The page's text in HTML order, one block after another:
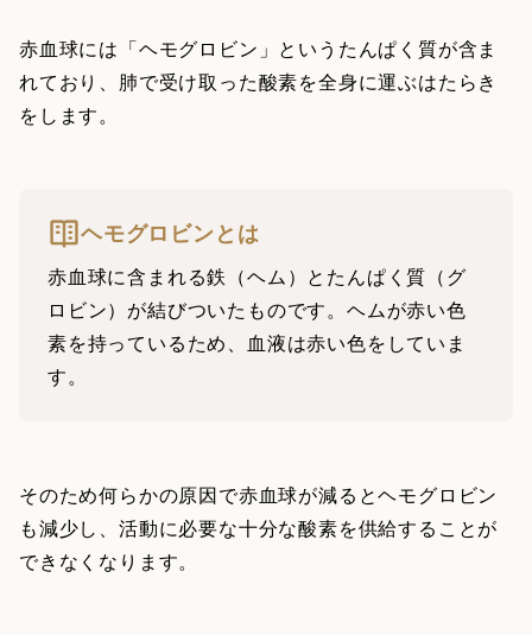
赤血球には「ヘモグロビン」というたんぱく質が含ま
れており、肺で受け取った酸素を全身に運ぶはたらき
をします。
ヘモグロビンとは
赤血球に含まれる鉄（ヘム）とたんぱく質（グ
ロビン）が結びついたものです。ヘムが赤い色
素を持っているため、血液は赤い色をしていま
す。
そのため何らかの原因で赤血球が減るとヘモグロビン
も減少し、活動に必要な十分な酸素を供給することが
できなくなります。